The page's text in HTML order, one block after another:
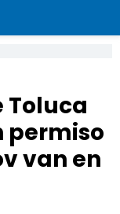
Toluca
permiso
van en